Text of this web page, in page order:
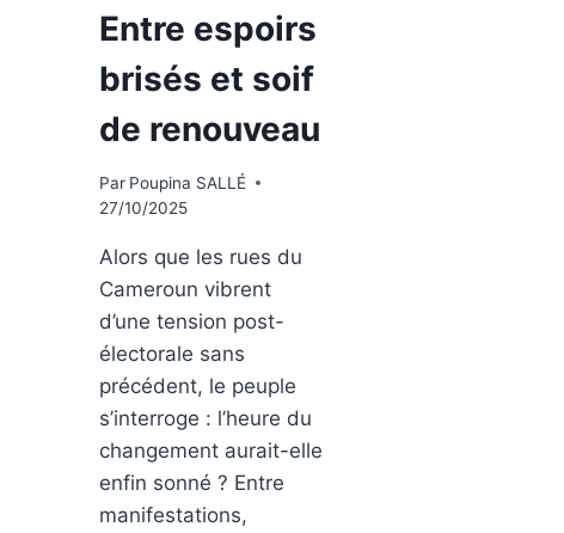
Entre espoirs
brisés et soif
de renouveau
Par Poupina SALLÉ
27/10/2025
Alors que les rues du
Cameroun vibrent
d’une tension post-
électorale sans
précédent, le peuple
s’interroge : l’heure du
changement aurait-elle
enfin sonné ? Entre
manifestations,